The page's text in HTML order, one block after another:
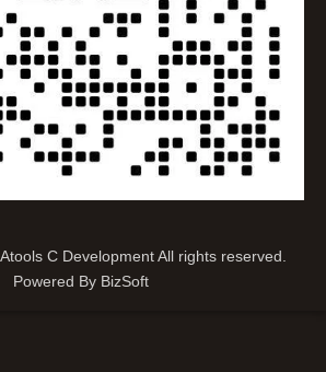
C Development All rights reserved.
Powered By BizSoft